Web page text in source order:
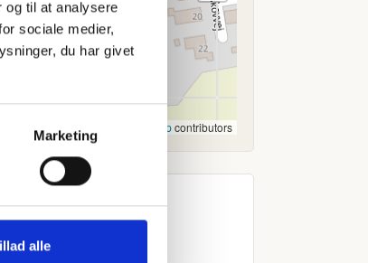
og til at analysere
sociale medier,
du har givet
Marketing
alle
Leaflet | OpenStreetMapcontributors